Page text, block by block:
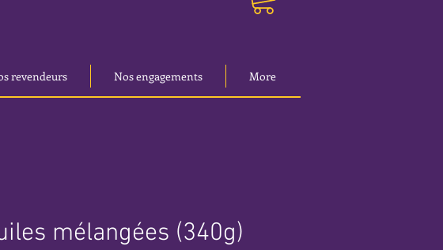
revendeurs Nos engagements More
mélangées (340g)